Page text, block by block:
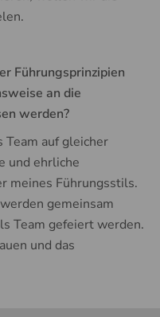
Führungsprinzipien
an die
werden?
Team auf gleicher
und ehrliche
meines Führungsstils.
gemeinsam
Team gefeiert werden.
und das